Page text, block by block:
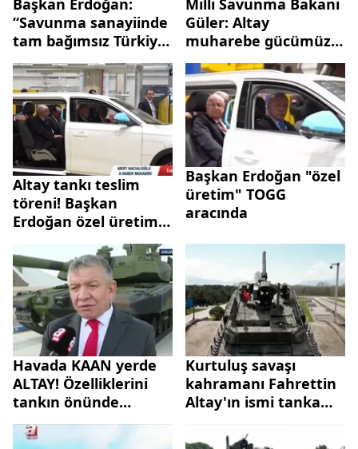
Başkan Erdoğan:
“Savunma sanayiinde
tam bağımsız Türkiye
hedefine doğru
ilerliyoruz”
Milli Savunma Bakanı
Güler: Altay
muharebe gücümüzü
arttıracak
Altay tankı teslim
töreni! Başkan
Erdoğan özel üretim
Başkan Erdoğan "özel
üretim" TOGG
aracında
Havada KAAN yerde
ALTAY! Özelliklerini
tankın önünde
anlattı: İnanılır gibi
değil
Kurtuluş savaşı
kahramanı Fahrettin
Altay'ın ismi tanka